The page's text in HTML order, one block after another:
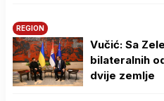
REGION
Vučić: Sa
bilateralnih
dvije zemlje